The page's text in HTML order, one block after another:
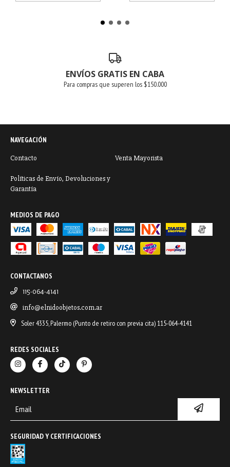
ENVÍOS GRATIS EN CABA
Para compras que superen los $150.000
NAVEGACIÓN
Contacto Venta Mayorista
Políticas de Envío, Devoluciones y
Garantía
MEDIOS DE PAGO
CONTACTANOS
115-064-4141
info@elnidoobjetos.com.ar
Soler 4335, Palermo (Punto de retiro con previa cita) 115-064-4141
REDES SOCIALES
NEWSLETTER
SEGURIDAD Y CERTIFICACIONES